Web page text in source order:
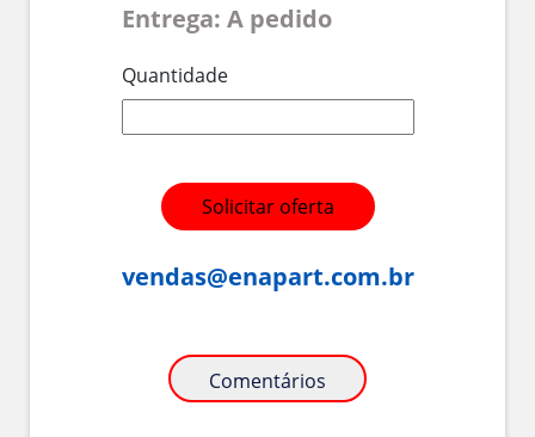
Entrega: A pedido
Quantidade
Solicitar oferta
vendas@enapart.com.br
Comentários